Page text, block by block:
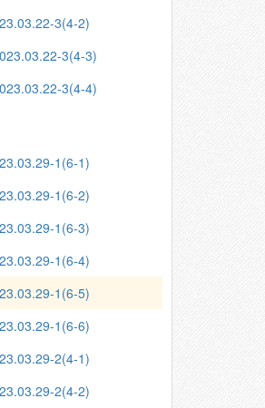
3(4-2)
3(4-3)
3(4-4)
1(6-1)
1(6-2)
1(6-3)
1(6-4)
1(6-5)
1(6-6)
2(4-1)
2(4-2)